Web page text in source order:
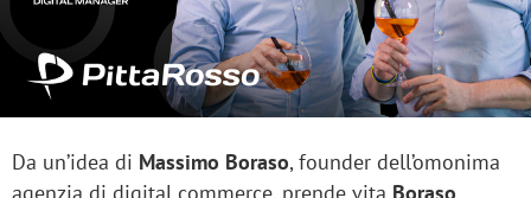
Da un’idea di Massimo Boraso, founder dell’omonima